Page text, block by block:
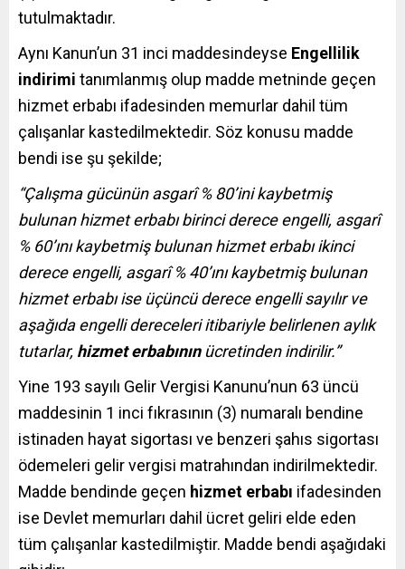
tutulmaktadır.
Aynı Kanun’un 31 inci maddesindeyse Engellilik
indirimi tanımlanmış olup madde metninde geçen
hizmet erbabı ifadesinden memurlar dahil tüm
çalışanlar kastedilmektedir. Söz konusu madde
bendi ise şu şekilde;
“Çalışma gücünün asgarî % 80’ini kaybetmiş
bulunan hizmet erbabı birinci derece engelli, asgarî
% 60’ını kaybetmiş bulunan hizmet erbabı ikinci
derece engelli, asgarî % 40’ını kaybetmiş bulunan
hizmet erbabı ise üçüncü derece engelli sayılır ve
aşağıda engelli dereceleri itibariyle belirlenen aylık
tutarlar, hizmet erbabınınücretinden indirilir.”
Yine 193 sayılı Gelir Vergisi Kanunu’nun 63 üncü
maddesinin 1 inci fıkrasının (3) numaralı bendine
istinaden hayat sigortası ve benzeri şahıs sigortası
ödemeleri gelir vergisi matrahından indirilmektedir.
Madde bendinde geçen hizmet erbabı ifadesinden
ise Devlet memurları dahil ücret geliri elde eden
tüm çalışanlar kastedilmiştir. Madde bendi aşağıdaki